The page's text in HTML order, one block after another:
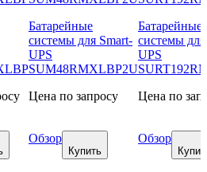
Батарейные
системы для Smart-
UPS
SUM48RMXLBP2U
Цена по запросу
Обзор
Купить
Батарейные
системы
UPS
Цена по
Обзор